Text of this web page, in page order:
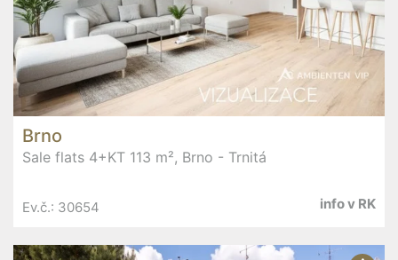
Brno
Sale flats 4+KT 113 m², Brno - Trnitá
Ev.č.: 30654 info v RK